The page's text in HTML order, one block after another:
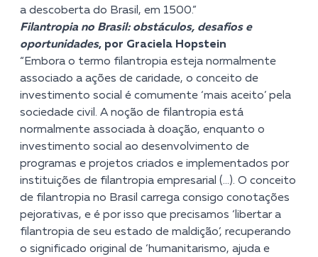
a descoberta do Brasil, em 1500.”
Filantropia no Brasil: obstáculos, desafios e
oportunidades, por Graciela Hopstein
“Embora o termo filantropia esteja normalmente
associado a ações de caridade, o conceito de
investimento social é comumente ‘mais aceito’ pela
sociedade civil. A noção de filantropia está
normalmente associada à doação, enquanto o
investimento social ao desenvolvimento de
programas e projetos criados e implementados por
instituições de filantropia empresarial (…). O conceito
de filantropia no Brasil carrega consigo conotações
pejorativas, e é por isso que precisamos ‘libertar a
filantropia de seu estado de maldição’, recuperando
o significado original de ‘humanitarismo, ajuda e